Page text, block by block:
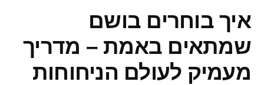
איך בוחרים בושם
שמתאים באמת – מדריך
מעמיק לעולם הניחוחות